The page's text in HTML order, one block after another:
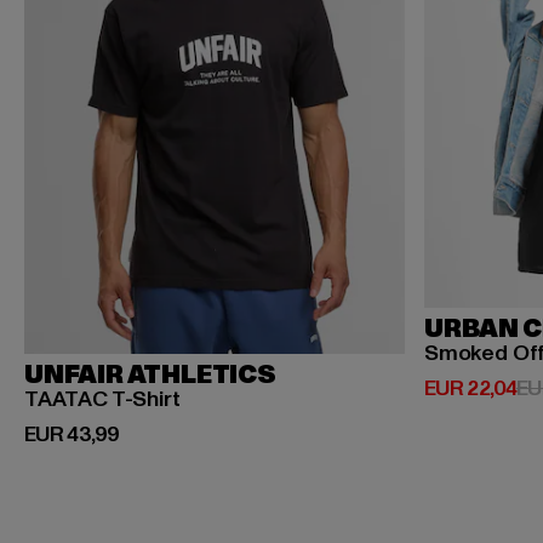
UNFAIR ATHLETICS
TAATAC T-Shirt
EUR 43,99
Derzeitiger Preis: EUR 43,99
URBAN
Smoked Off
EUR 22,04
Derzeitiger